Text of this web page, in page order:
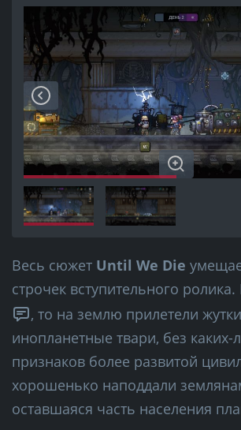
Весь сюжет Until We Die
строчек вступительного ролика.
, то на землю прилетели
инопланетные твари, без каких-
признаков более развитой
хорошенько наподдали
оставшаяся часть населения